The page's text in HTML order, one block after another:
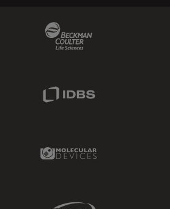
Molecular Devices Link
Sciex Link